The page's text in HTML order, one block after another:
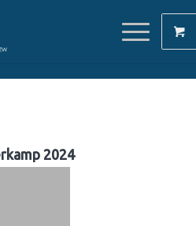
2024